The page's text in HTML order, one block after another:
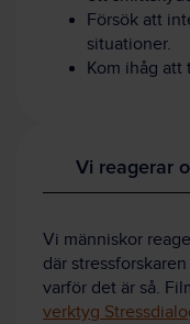
Försök att
situationer.
Kom ihåg att
Vi reagerar
Vi människor
där
varför det är så.
verktyg